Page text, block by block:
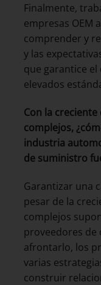
Finalmente,
empresas OEM
comprender y
y las
que garantice
elevados
Con la
complejos,
industria
de suministro
Garantizar una
pesar de la
complejos
proveedores de
afrontarlo, los
varias
construir